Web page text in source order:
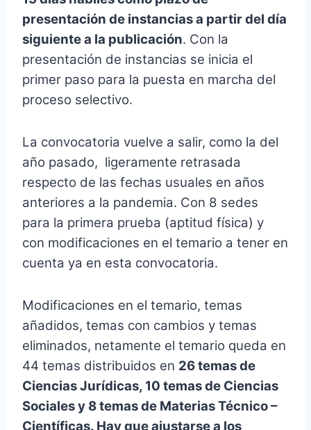
presentación de instancias a partir del día
siguiente a la publicación. Con la
presentación de instancias se inicia el
primer paso para la puesta en marcha del
proceso selectivo.
La convocatoria vuelve a salir, como la del
año pasado, ligeramente retrasada
respecto de las fechas usuales en años
anteriores a la pandemia. Con 8 sedes
para la primera prueba (aptitud física) y
con modificaciones en el temario a tener en
cuenta ya en esta convocatoria.
Modificaciones en el temario, temas
añadidos, temas con cambios y temas
eliminados, netamente el temario queda en
44 temas distribuidos en 26 temas de
Ciencias Jurídicas, 10 temas de Ciencias
Sociales y 8 temas de Materias Técnico –
Científicas. Hay que ajustarse a los